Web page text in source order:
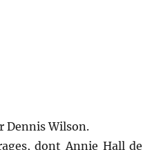
Dennis Wilson.
dont Annie Hall de